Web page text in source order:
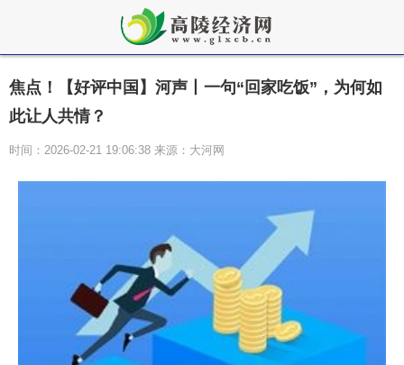
焦点！【好评中国】河声丨一句“回家吃饭”，为何如
此让人共情？
时间：2026-02-21 19:06:38 来源：大河网